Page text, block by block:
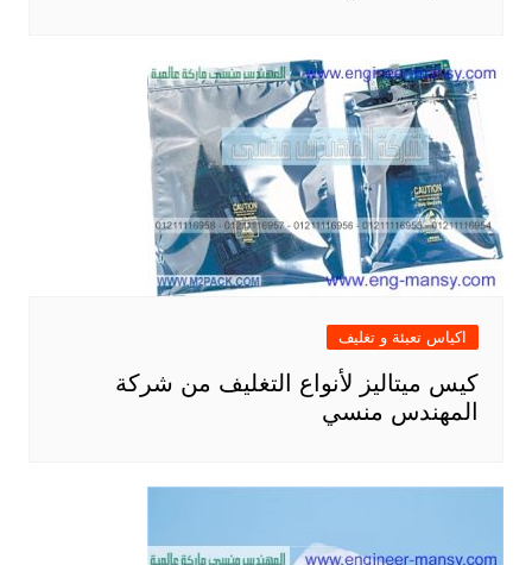
اكياس تعبئة و تغليف
كيس ميتاليز لأنواع التغليف من شركة
المهندس منسي